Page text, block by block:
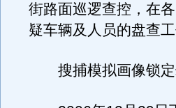
街路面巡逻查控，在
疑车辆及人员的盘查工
搜捕模拟画像锁定